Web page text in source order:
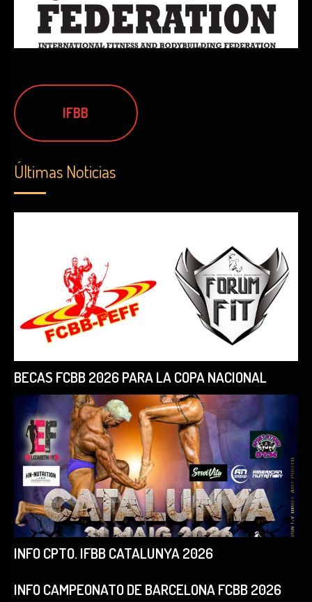
IFBB
Últimas Noticias
BECAS FCBB 2026 PARA LA COPA NACIONAL
INFO CPTO. IFBB CATALUNYA 2026
INFO CAMPEONATO DE BARCELONA FCBB 2026